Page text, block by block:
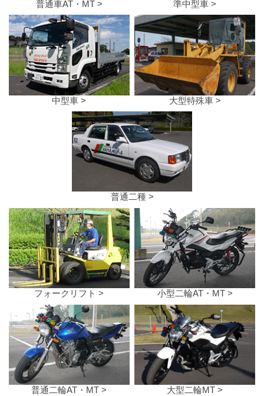
普通車AT・MT > 準中型車 >
中型車 > 大型特殊車 >
普通二種 >
フォークリフト > 小型二輪AT・MT >
普通二輪AT・MT > 大型二輪MT >